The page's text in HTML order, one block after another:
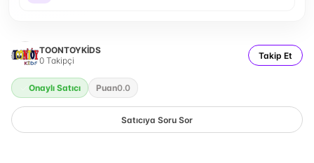
TOONTOYKİDS
0 Takipçi Takip Et
Onaylı Satıcı Puan0.0
Satıcıya Soru Sor